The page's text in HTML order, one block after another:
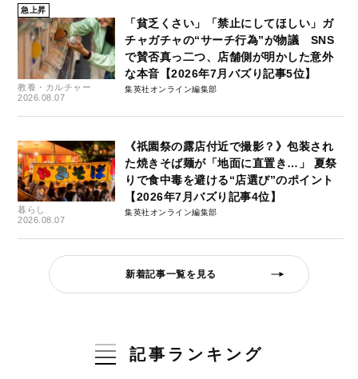
急上昇
教養・カルチャー
2026.08.07
「貧乏くさい」「禁止にしてほしい」ガ
チャガチャの“サーチ行為”が物議 SNS
で賛否真っ二つ、店舗側が明かした意外
な本音【2026年7月バズり記事5位】
集英社オンライン編集部
暮らし
2026.08.07
《祇園祭の露店付近で撮影？》包装され
た焼きそば麺が「地面に直置き…」 夏祭
りで食中毒を避ける“店選び”のポイント
【2026年7月バズり記事4位】
集英社オンライン編集部
新着記事一覧を見る
記事ランキング